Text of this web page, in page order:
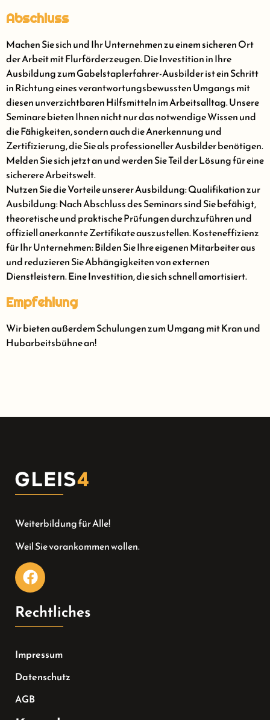
Abschluss
Machen Sie sich und Ihr Unternehmen zu einem sicheren Ort
der Arbeit mit Flurförderzeugen. Die Investition in Ihre
Ausbildung zum Gabelstaplerfahrer-Ausbilder ist ein Schritt
in Richtung eines verantwortungsbewussten Umgangs mit
diesen unverzichtbaren Hilfsmitteln im Arbeitsalltag. Unsere
Seminare bieten Ihnen nicht nur das notwendige Wissen und
die Fähigkeiten, sondern auch die Anerkennung und
Zertifizierung, die Sie als professioneller Ausbilder benötigen.
Melden Sie sich jetzt an und werden Sie Teil der Lösung für eine
sicherere Arbeitswelt.
Nutzen Sie die Vorteile unserer Ausbildung: Qualifikation zur
Ausbildung: Nach Abschluss des Seminars sind Sie befähigt,
theoretische und praktische Prüfungen durchzuführen und
offiziell anerkannte Zertifikate auszustellen. Kosteneffizienz
für Ihr Unternehmen: Bilden Sie Ihre eigenen Mitarbeiter aus
und reduzieren Sie Abhängigkeiten von externen
Dienstleistern. Eine Investition, die sich schnell amortisiert.
Empfehlung
Wir bieten außerdem Schulungen zum Umgang mit Kran und
Hubarbeitsbühne an!
Weiterbildung für Alle!
Weil Sie vorankommen wollen.
Rechtliches
Impressum
Datenschutz
AGB